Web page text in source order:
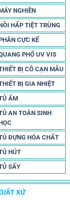
NGHIỀN
HẤP TIỆT TRÙNG
CỰC KẾ
PHỔ UV VIS
BỊ CÔ CẠN MẪU
BỊ GIA NHIỆT
ẤM
AN TOÀN SINH
ĐỰNG HÓA CHẤT
HÚT
SẤY
XỨ